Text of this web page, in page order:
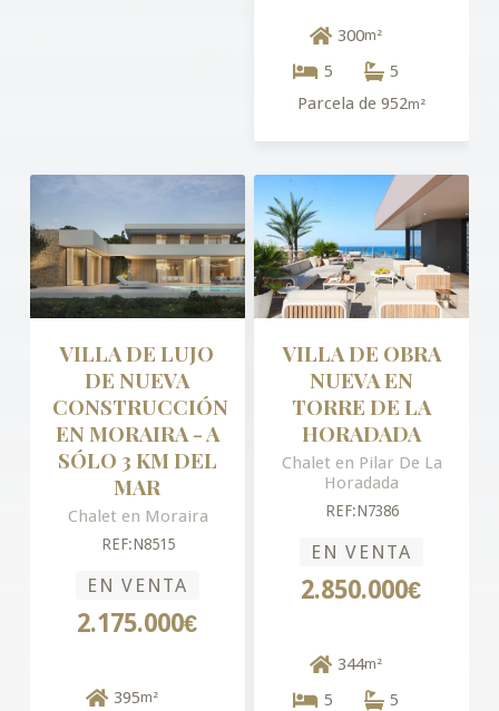
300m²
5
5
Parcela de 952m²
VILLA DE LUJO
DE NUEVA
CONSTRUCCIÓN
EN MORAIRA - A
SÓLO 3 KM DEL
MAR
Chalet en Moraira
REF:N8515
EN VENTA
2.175.000€
395m²
VILLA DE OBRA
NUEVA EN
TORRE DE LA
HORADADA
Chalet en Pilar De La
Horadada
REF:N7386
EN VENTA
2.850.000€
344m²
5
5